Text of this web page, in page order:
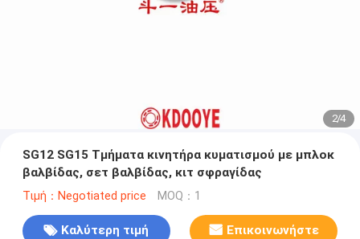
2/4
SG12 SG15 Τμήματα κινητήρα κυματισμού με μπλοκ
βαλβίδας, σετ βαλβίδας, κιτ σφραγίδας
Τιμή：Negotiated price MOQ：1
Καλύτερη τιμή Επικοινωνήστε